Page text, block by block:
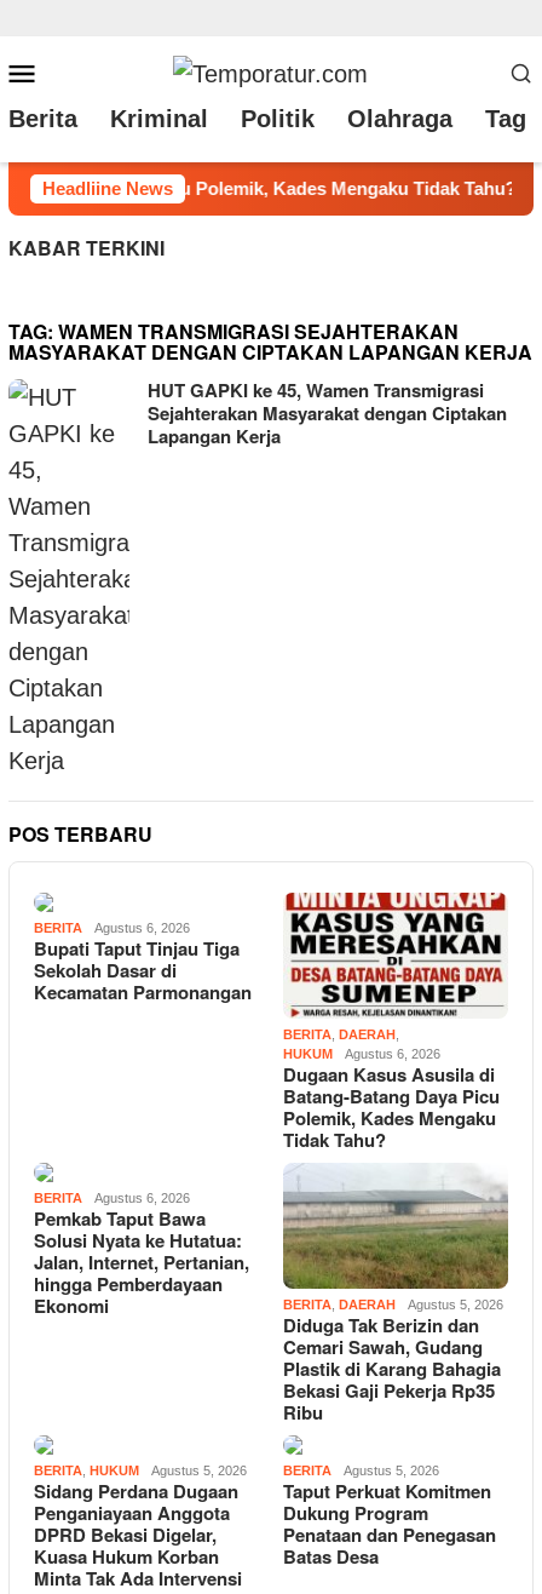
ke
konten
Mobile
Berita Kriminal Politik Olahraga Tag
Headliine News
Tahu? Pemkab Taput Bawa Solusi Nyata ke
KABAR TERKINI
TAG: WAMEN TRANSMIGRASI SEJAHTERAKAN
MASYARAKAT DENGAN CIPTAKAN LAPANGAN KERJA
HUT GAPKI ke 45, Wamen Transmigrasi
Sejahterakan Masyarakat dengan Ciptakan
Lapangan Kerja
POS TERBARU
BERITA Agustus 6, 2026
Bupati Taput Tinjau Tiga
Sekolah Dasar di
Kecamatan Parmonangan
BERITA DAERAH
HUKUM
Agustus 6, 2026
Dugaan Kasus Asusila di
Batang-Batang Daya Picu
Polemik, Kades Mengaku
Tidak Tahu?
BERITA Agustus 6, 2026
Pemkab Taput Bawa
Solusi Nyata ke Hutatua:
Jalan, Internet, Pertanian,
hingga Pemberdayaan
Ekonomi
BERITA DAERAH Agustus 5, 2026
Diduga Tak Berizin dan
Cemari Sawah, Gudang
Plastik di Karang Bahagia
Bekasi Gaji Pekerja Rp35
Ribu
BERITA HUKUM Agustus 5, 2026
Sidang Perdana Dugaan
Penganiayaan Anggota
DPRD Bekasi Digelar,
Kuasa Hukum Korban
Minta Tak Ada Intervensi
BERITA Agustus 5, 2026
Taput Perkuat Komitmen
Dukung Program
Penataan dan Penegasan
Batas Desa